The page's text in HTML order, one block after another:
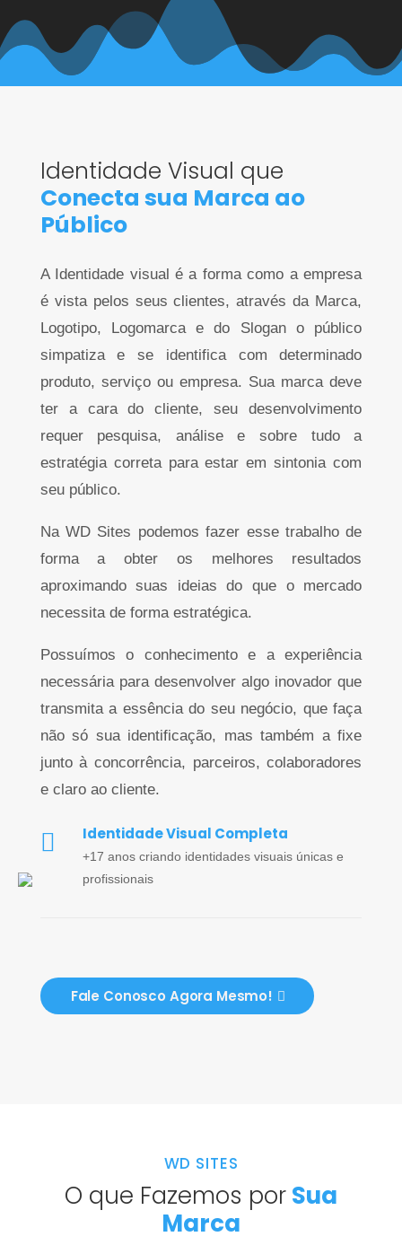
Identidade Visual que
Conecta sua Marca ao
Público
A Identidade visual é a forma como a empresa
é vista pelos seus clientes, através da Marca,
Logotipo, Logomarca e do Slogan o público
simpatiza e se identifica com determinado
produto, serviço ou empresa. Sua marca deve
ter a cara do cliente, seu desenvolvimento
requer pesquisa, análise e sobre tudo a
estratégia correta para estar em sintonia com
seu público.
Na WD Sites podemos fazer esse trabalho de
forma a obter os melhores resultados
aproximando suas ideias do que o mercado
necessita de forma estratégica.
Possuímos o conhecimento e a experiência
necessária para desenvolver algo inovador que
transmita a essência do seu negócio, que faça
não só sua identificação, mas também a fixe
junto à concorrência, parceiros, colaboradores
e claro ao cliente.
 Identidade Visual Completa
+17 anos criando identidades visuais únicas e
profissionais
Fale Conosco Agora Mesmo!
WD SITES
O que Fazemos porSua
Marca